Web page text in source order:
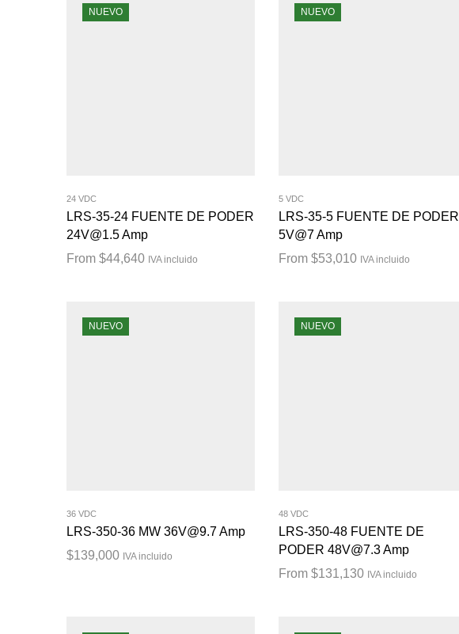
NUEVO
24 VDC
LRS-35-24 FUENTE DE PODER
24V@1.5 Amp
From$44,640 IVA incluido
NUEVO
5 VDC
LRS-35-5 FUENTE DE PODER
5V@7 Amp
From$53,010 IVA incluido
NUEVO
36 VDC
LRS-350-36 MW 36V@9.7 Amp
$139,000 IVA incluido
NUEVO
48 VDC
LRS-350-48 FUENTE DE
PODER 48V@7.3 Amp
From$131,130 IVA incluido